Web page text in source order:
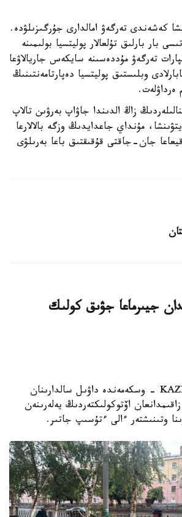
كەشەندى تەرگەۋ امالدارى جۇرگىزىلۋدە.
بار بارلىق تۇلعالار پوليتسيا بولىمىنە
تەرگەۋ مۇددەسىنە سايكەس جاريالاۋعا
وبلىستىق پوليتسيا دەپارتامەنتىنىڭ
ەرداۋلەت.
زاڭ الدىندا جاۋاپ بەرۋىن تالاپ
مۇنداي جاعدايدىڭ وزگە بالالارعا
جان-جاقتى قۇقىقتىق باعا بەرىلۋى
جيىرماعا جۋىق كولىك
وسكەمەن. KAZINFORM - وسكەمەندە داۋىل سالدارىنان
اۆتوكولىكتەردىڭ يەلەرىنەن
وتىنىشتەر ءالى ءتۇسىپ جاتىر.